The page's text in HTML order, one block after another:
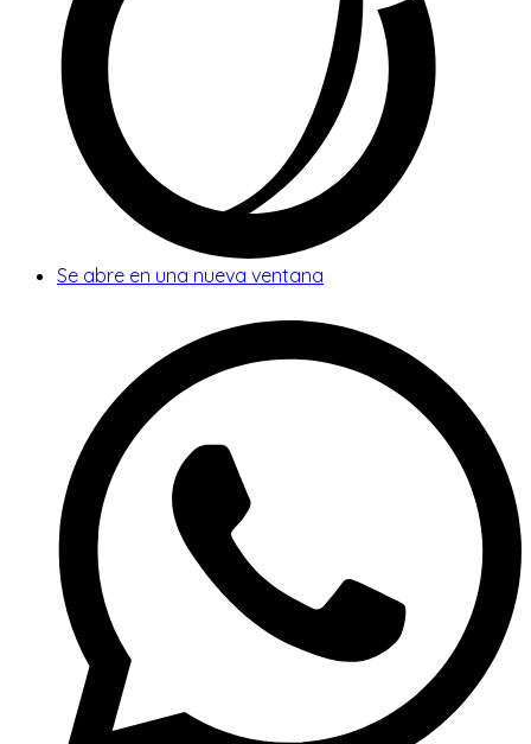
Se abre en una nueva ventana